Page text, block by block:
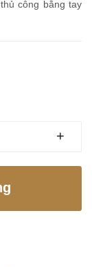
công bằng tay
+